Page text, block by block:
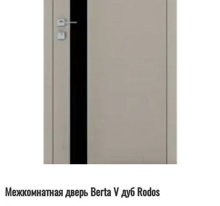
Межкомнатная дверь Berta V дуб Rodos